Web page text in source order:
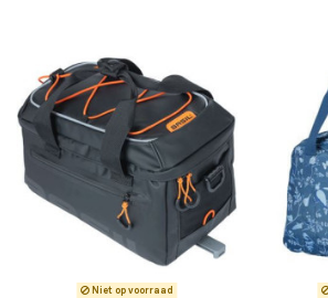
Niet op voorraad